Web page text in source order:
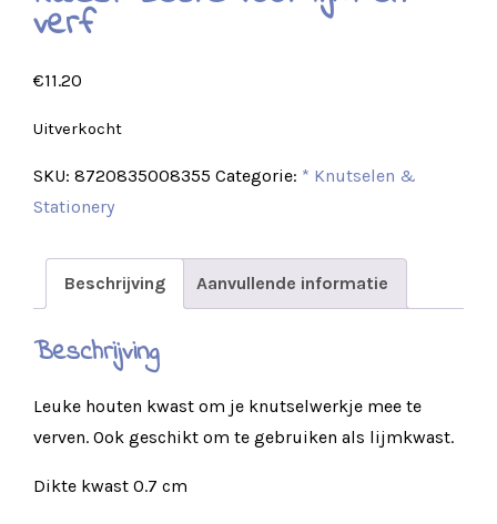
verf
€11.20
Uitverkocht
SKU: 8720835008355 Categorie: * Knutselen &
Stationery
Beschrijving Aanvullende informatie
Beschrijving
Leuke houten kwast om je knutselwerkje mee te
verven. Ook geschikt om te gebruiken als lijmkwast.
Dikte kwast 0.7 cm